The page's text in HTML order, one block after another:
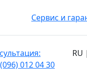
Сервис и
012 04 30
RU |